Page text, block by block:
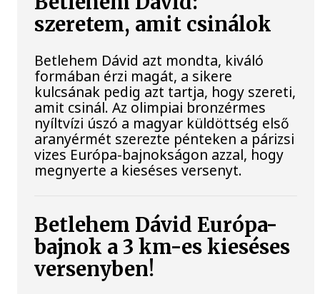
szeretem, amit csinálok
Betlehem Dávid azt mondta, kiváló
formában érzi magát, a sikere
kulcsának pedig azt tartja, hogy szereti,
amit csinál. Az olimpiai bronzérmes
nyíltvízi úszó a magyar küldöttség első
aranyérmét szerezte pénteken a párizsi
vizes Európa-bajnokságon azzal, hogy
megnyerte a kieséses versenyt.
Betlehem Dávid Európa-
bajnok a 3 km-es kieséses
versenyben!